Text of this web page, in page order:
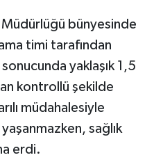
bünyesinde
timi tarafından
yaklaşık 1,5
kontrollü şekilde
müdahalesiyle
sağlık
erdi.